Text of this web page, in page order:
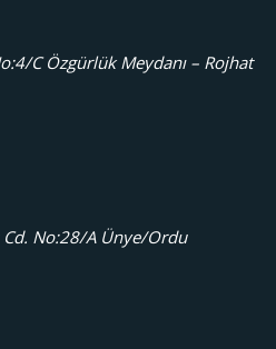
C Özgürlük Meydanı – Rojhat
Cd. No:28/A Ünye/Ordu